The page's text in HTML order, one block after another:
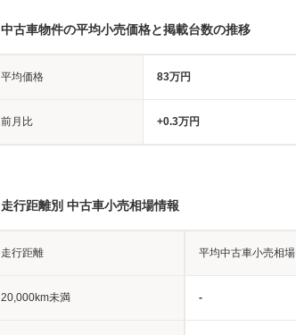
中古車物件の平均小売価格と掲載台数の推移
平均価格 83万円
前月比 +0.3万円
走行距離別 中古車小売相場情報
走行距離 平均中古車小売相場
20,000km未満 -